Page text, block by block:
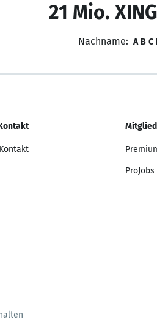
21 Mio.
Nachname: A B C
ProJobs